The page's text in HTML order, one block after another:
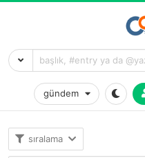
gündem
sıralama